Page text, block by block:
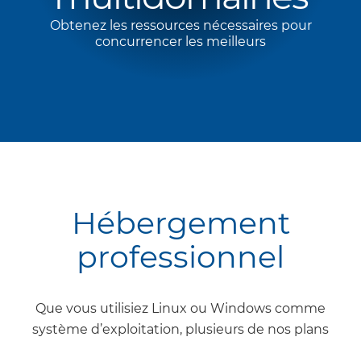
Obtenez les ressources nécessaires pour
concurrencer les meilleurs
Hébergement
professionnel
Que vous utilisiez Linux ou Windows comme
système d’exploitation, plusieurs de nos plans